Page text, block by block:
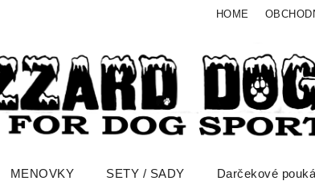
HOME
MENOVKY SETY / SADY Darčekové